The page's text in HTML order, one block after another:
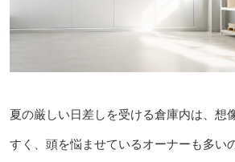
夏の厳しい日差しを受ける倉庫内は、想
すく、頭を悩ませているオーナーも多い